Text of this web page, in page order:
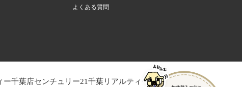
よくある質問
ー千葉店センチュリー21千葉リアルティー木更津店